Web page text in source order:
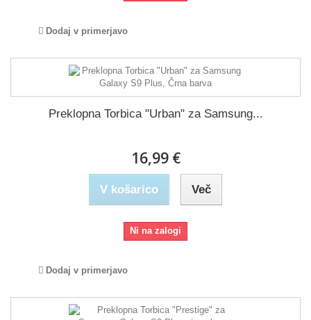
Dodaj v primerjavo
Preklopna Torbica "Urban" za Samsung...
16,99 €
V košarico Več
Ni na zalogi
Dodaj v primerjavo